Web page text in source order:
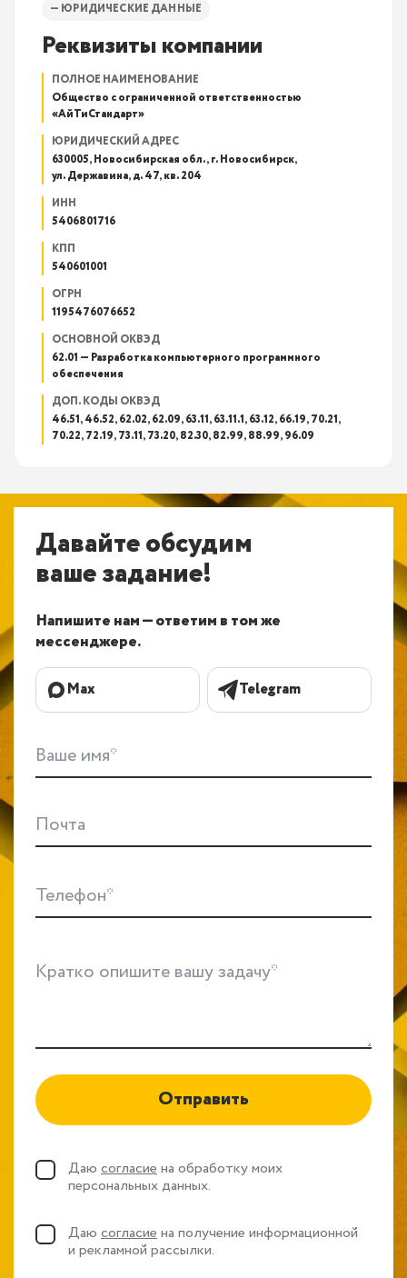
— ЮРИДИЧЕСКИЕ ДАННЫЕ
Реквизиты компании
ПОЛНОЕ НАИМЕНОВАНИЕ
Общество с ограниченной ответственностью
«АйТиСтандарт»
ЮРИДИЧЕСКИЙ АДРЕС
630005, Новосибирская обл., г. Новосибирск,
ул. Державина, д. 47, кв. 204
ИНН
5406801716
КПП
540601001
ОГРН
1195476076652
ОСНОВНОЙ ОКВЭД
62.01 — Разработка компьютерного программного
обеспечения
ДОП. КОДЫ ОКВЭД
46.51, 46.52, 62.02, 62.09, 63.11, 63.11.1, 63.12, 66.19, 70.21,
70.22, 72.19, 73.11, 73.20, 82.30, 82.99, 88.99, 96.09
Давайте обсудим
ваше задание!
Ваше имя*
Почта
Телефон*
Кратко опишите вашу задачу*
Отправить
Напишите нам — ответим в том же
мессенджере.
Max Telegram
Даю согласиена обработку моих
персональных данных.
Даю согласиена получение информационной
и рекламной рассылки.